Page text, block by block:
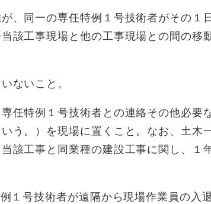
、同一の専任特例１号技術者がその１
該工事現場と他の工事現場との間の移
ないこと。
任特例１号技術者との連絡その他必要
う。）を現場に置くこと。なお、土木
該工事と同業種の建設工事に関し、１
１号技術者が遠隔から現場作業員の入